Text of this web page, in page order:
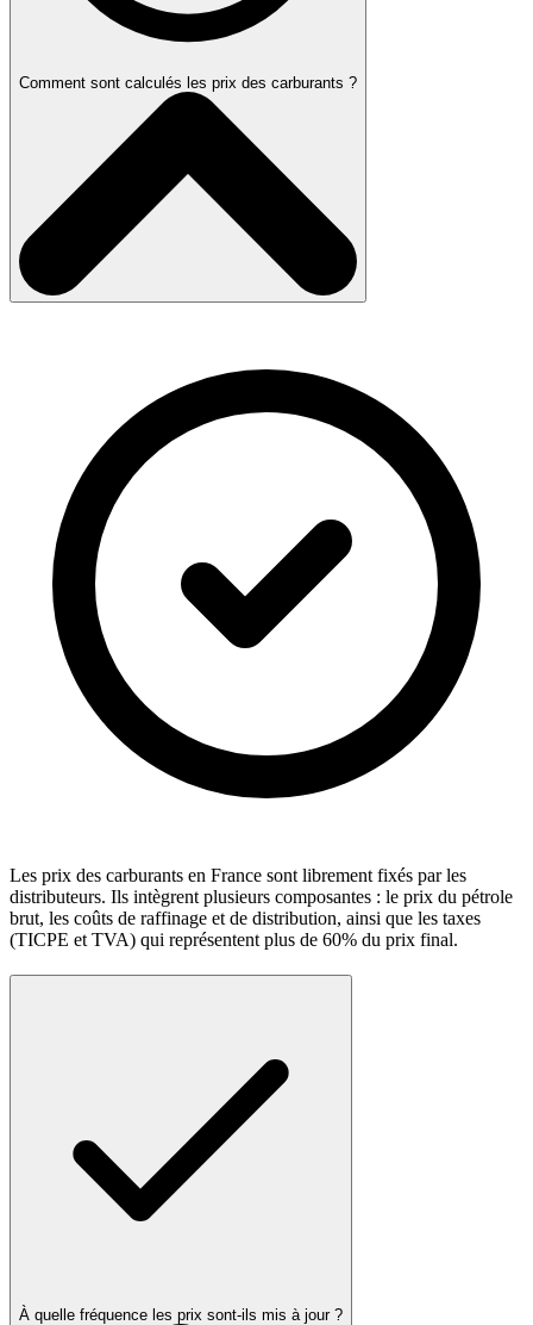
Comment sont calculés les prix des carburants ?
Les prix des carburants en France sont librement fixés par les
distributeurs. Ils intègrent plusieurs composantes : le prix du pétrole
brut, les coûts de raffinage et de distribution, ainsi que les taxes
(TICPE et TVA) qui représentent plus de 60% du prix final.
À quelle fréquence les prix sont-ils mis à jour ?